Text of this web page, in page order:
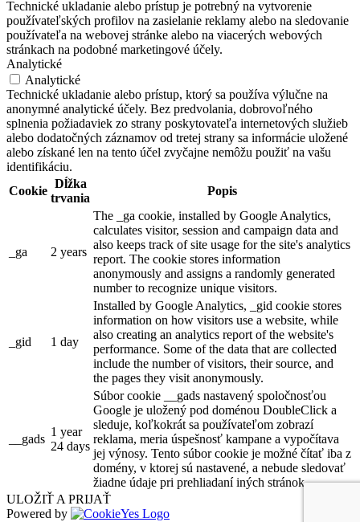
Technické ukladanie alebo prístup je potrebný na vytvorenie
používateľských profilov na zasielanie reklamy alebo na sledovanie
používateľa na webovej stránke alebo na viacerých webových
stránkach na podobné marketingové účely.
Analytické
Analytické
Technické ukladanie alebo prístup, ktorý sa používa výlučne na
anonymné analytické účely. Bez predvolania, dobrovoľného
splnenia požiadaviek zo strany poskytovateľa internetových služieb
alebo dodatočných záznamov od tretej strany sa informácie uložené
alebo získané len na tento účel zvyčajne nemôžu použiť na vašu
identifikáciu.
Cookie
Dĺžka
trvania
Popis
_ga 2 years
The _ga cookie, installed by Google Analytics,
calculates visitor, session and campaign data and
also keeps track of site usage for the site's analytics
report. The cookie stores information
anonymously and assigns a randomly generated
number to recognize unique visitors.
_gid 1 day
Installed by Google Analytics, _gid cookie stores
information on how visitors use a website, while
also creating an analytics report of the website's
performance. Some of the data that are collected
include the number of visitors, their source, and
the pages they visit anonymously.
__gads
1 year
24 days
Súbor cookie __gads nastavený spoločnosťou
Google je uložený pod doménou DoubleClick a
sleduje, koľkokrát sa používateľom zobrazí
reklama, meria úspešnosť kampane a vypočítava
jej výnosy. Tento súbor cookie je možné čítať iba z
domény, v ktorej sú nastavené, a nebude sledovať
žiadne údaje pri prehliadaní iných stránok.
ULOŽIŤ A PRIJAŤ
Powered by